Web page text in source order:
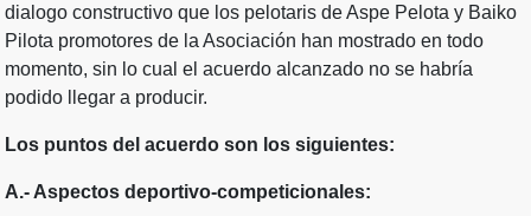
dialogo constructivo que los pelotaris de Aspe Pelota y Baiko
Pilota promotores de la Asociación han mostrado en todo
momento, sin lo cual el acuerdo alcanzado no se habría
podido llegar a producir.
Los puntos del acuerdo son los siguientes:
A.- Aspectos deportivo-competicionales: